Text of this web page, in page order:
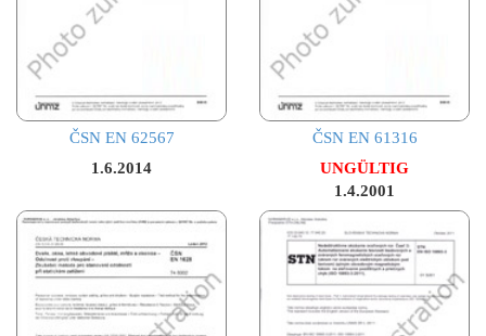
ČSN EN 62567
1.6.2014
ČSN EN 61316
UNGÜLTIG
1.4.2001